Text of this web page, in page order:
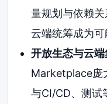
量规划与依赖
云端统筹成为可
开放生态与云端
Marketplace庞
与CI/CD、测试